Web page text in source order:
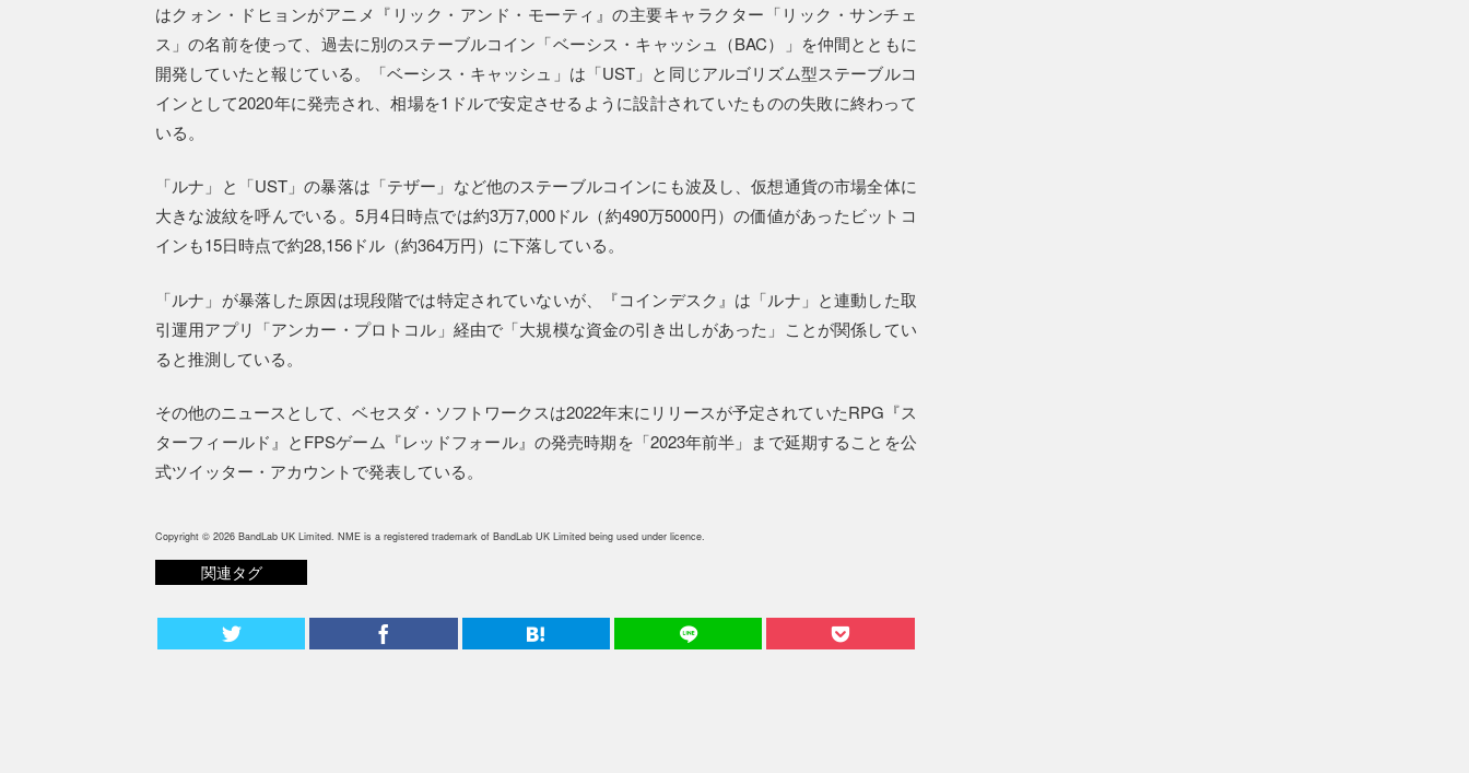
はクォン・ドヒョンがアニメ『リック・アンド・モーティ』の主要キャラクター「リック・サンチェ
ス」の名前を使って、過去に別のステーブルコイン「ベーシス・キャッシュ（BAC）」を仲間とともに
開発していたと報じている。「ベーシス・キャッシュ」は「UST」と同じアルゴリズム型ステーブルコ
インとして2020年に発売され、相場を1ドルで安定させるように設計されていたものの失敗に終わって
いる。
「ルナ」と「UST」の暴落は「テザー」など他のステーブルコインにも波及し、仮想通貨の市場全体に
大きな波紋を呼んでいる。5月4日時点では約3万7,000ドル（約490万5000円）の価値があったビットコ
インも15日時点で約28,156ドル（約364万円）に下落している。
「ルナ」が暴落した原因は現段階では特定されていないが、『コインデスク』は「ルナ」と連動した取
引運用アプリ「アンカー・プロトコル」経由で「大規模な資金の引き出しがあった」ことが関係してい
ると推測している。
その他のニュースとして、ベセスダ・ソフトワークスは2022年末にリリースが予定されていたRPG『ス
ターフィールド』とFPSゲーム『レッドフォール』の発売時期を「2023年前半」まで延期することを公
式ツイッター・アカウントで発表している。
Copyright © 2026 BandLab UK Limited. NME is a registered trademark of BandLab UK Limited being used under licence.
関連タグ